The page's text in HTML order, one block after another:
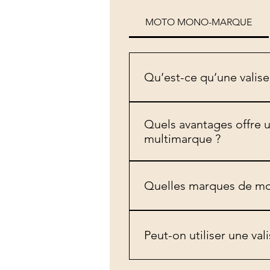
MOTO MONO-MARQUE
Qu’est-ce qu’une
Triumph, Suzuki, etc.). Elle
fiable et complet.
Quels avantages offre
multimarque ?
d’actionneurs, adaptation
mais reste plus limitée en
Quelles marques de
Davidson, Aprilia, Piaggio,
Peut-on utiliser une